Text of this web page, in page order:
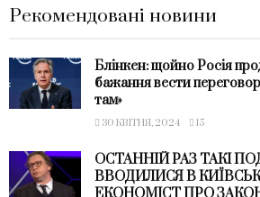
Рекомендовані новини
Блінкен: щойно Росія
бажання вести
там»
30 КВІТНЯ, 2024 15
ОСТАННІЙ РАЗ ТАКІ
ВВОДИЛИСЯ В
ЕКОНОМІСТ ПРО